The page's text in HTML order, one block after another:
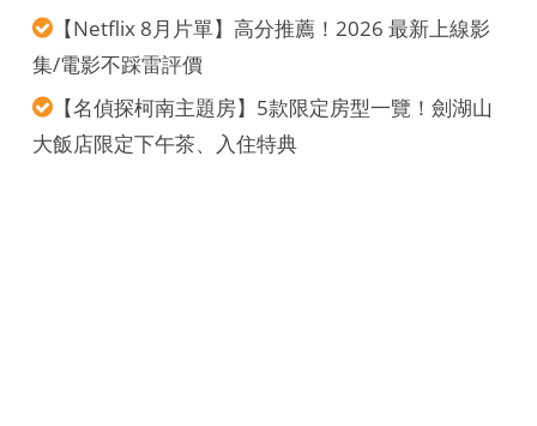
【Netflix 8月片單】高分推薦！2026 最新上線影
集/電影不踩雷評價
【名偵探柯南主題房】5款限定房型一覽！劍湖山
大飯店限定下午茶、入住特典